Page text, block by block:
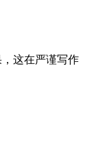
这在严谨写作